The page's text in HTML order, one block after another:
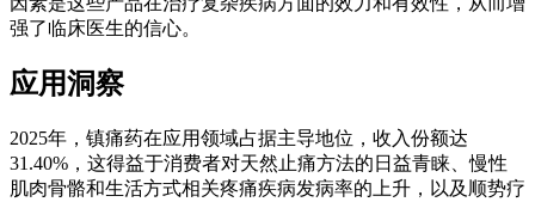
强了临床医生的信心。
应用洞察
2025年，镇痛药在应用领域占据主导地位，收入份额达
31.40%，这得益于消费者对天然止痛方法的日益青睐、慢性
肌肉骨骼和生活方式相关疼痛疾病发病率的上升，以及顺势疗